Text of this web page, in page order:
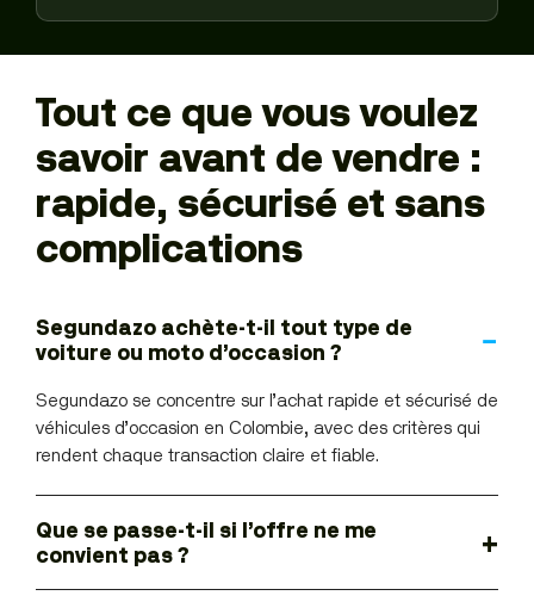
Tout ce que vous voulez
savoir avant de vendre :
rapide, sécurisé et sans
complications
Segundazo achète-t-il tout type de
voiture ou moto d’occasion ?
Segundazo se concentre sur l’achat rapide et sécurisé de
véhicules d’occasion en Colombie, avec des critères qui
rendent chaque transaction claire et fiable.
Que se passe-t-il si l’offre ne me
convient pas ?